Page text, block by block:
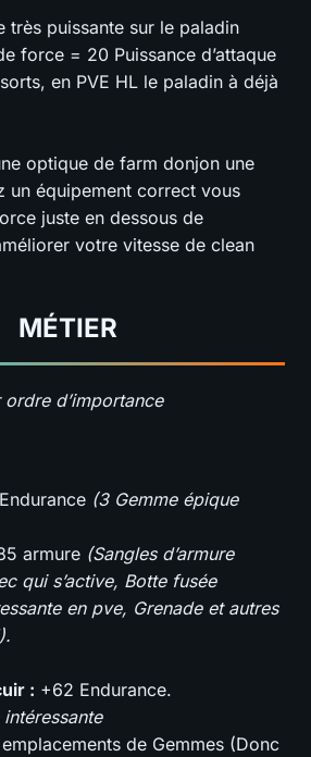
très puissante sur le paladin
force = 20 Puissance d’attaque
en PVE HL le paladin à déjà
optique de farm donjon une
un équipement correct vous
juste en dessous de
votre vitesse de clean
MÉTIER
ordre d’importance
(3 Gemme épique
armure (Sangles d’armure
qui s’active, Botte fusée
en pve, Grenade et autres
: +62 Endurance.
de Gemmes (Donc